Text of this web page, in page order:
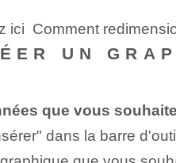
ici Comment
UN
que vous
dans la barre